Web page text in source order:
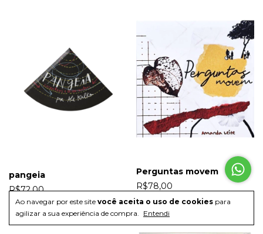
Ao navegar por este site você aceita o uso de cookies para
agilizar a sua experiência de compra. Entendi
pangeia
R$72,00
Perguntas movem
R$78,00